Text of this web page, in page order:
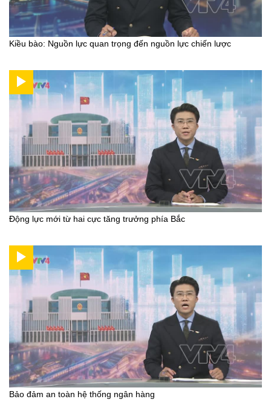
Kiều bào: Nguồn lực quan trọng đến nguồn lực chiến lược
Động lực mới từ hai cực tăng trưởng phía Bắc
Bảo đảm an toàn hệ thống ngân hàng